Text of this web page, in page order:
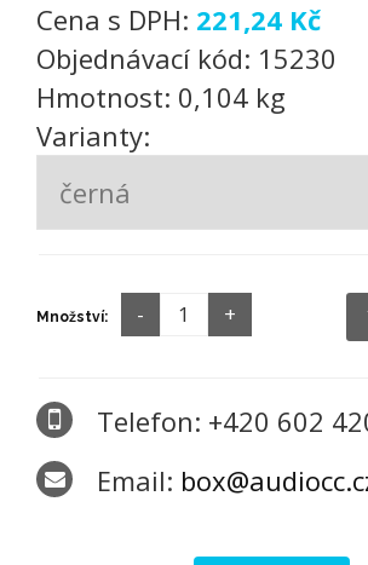
Cena s DPH: 221,24 Kč
Objednávací kód: 15230
Hmotnost: 0,104 kg
Varianty:
Množství:
Telefon: +420 602
Email: